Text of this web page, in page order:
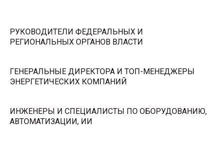
РУКОВОДИТЕЛИ ФЕДЕРАЛЬНЫХ И
РЕГИОНАЛЬНЫХ ОРГАНОВ ВЛАСТИ
ГЕНЕРАЛЬНЫЕ ДИРЕКТОРА И ТОП-МЕНЕДЖЕРЫ
ЭНЕРГЕТИЧЕСКИХ КОМПАНИЙ
ИНЖЕНЕРЫ И СПЕЦИАЛИСТЫ ПО ОБОРУДОВАНИЮ,
АВТОМАТИЗАЦИИ, ИИ